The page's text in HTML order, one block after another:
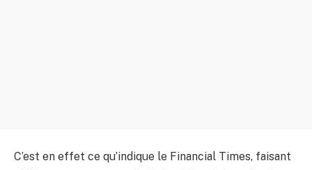
C’est en effet ce qu’indique le Financial Times, faisant